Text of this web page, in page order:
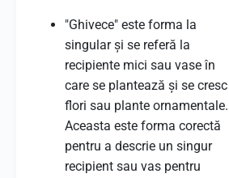
"Ghivece" este forma la
singular și se referă la
recipiente mici sau vase în
care se plantează și se cresc
flori sau plante ornamentale.
Aceasta este forma corectă
pentru a descrie un singur
recipient sau vas pentru